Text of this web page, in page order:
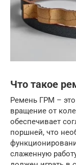
Что такое
Ремень ГРМ –
вращение от
обеспечивает
поршней, что
слаженную